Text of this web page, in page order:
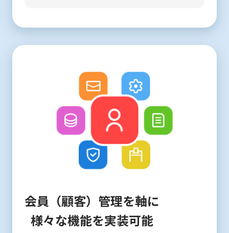
会員（顧客）管理を軸に
様々な機能を実装可能